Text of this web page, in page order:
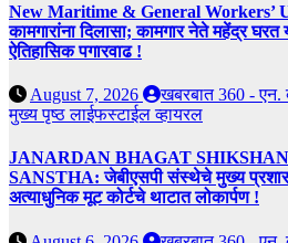
New Maritime & General Workers’
कामगारांना दिलासा; कामगार नेते महेंद्र
ऐतिहासिक पगारवाढ !
August 7, 2026
खबरबात 360 - एन.
मुख्य पृष्ठलाईफस्टाईलव्हायरल
JANARDAN BHAGAT
SANSTHA: जेबीएसपी संस्थेचे मुख्य
अत्याधुनिक मूट कोर्टचे थाटात लोकार्पण !